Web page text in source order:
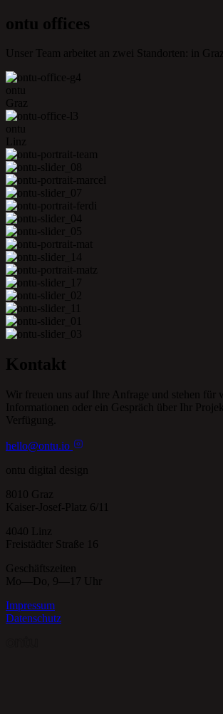
ontu offices
Unser Team arbeitet an zwei Standorten: in
ontu
Graz
ontu
Linz
Kontakt
Wir freuen uns auf Ihre Anfrage und stehen für
Informationen oder ein Gespräch über Ihr
Verfügung.
hello@ontu.io
ontu digital design
8010 Graz
Kaiser-Josef-Platz 6/11
4040 Linz
Freistädter Straße 16
Geschäftszeiten
Mo—Do, 9—17 Uhr
Impressum
Datenschutz